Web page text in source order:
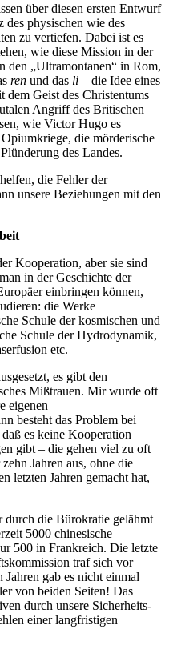
über diesen ersten Entwurf
des physischen wie des
zu vertiefen. Dabei ist es
wie diese Mission in der
den „Ultramontanen“ in Rom,
ren und das li – die Idee eines
dem Geist des Christentums
Angriff des Britischen
wie Victor Hugo es
die mörderische
des Landes.
die Fehler der
unsere Beziehungen mit den
Kooperation, aber sie sind
in der Geschichte der
einbringen können,
die Werke
Schule der kosmischen und
Schule der Hydrodynamik,
etc.
es gibt den
Mißtrauen. Mir wurde oft
eigenen
besteht das Problem bei
es keine Kooperation
gibt – die gehen viel zu oft
Jahren aus, ohne die
letzten Jahren gemacht hat,
durch die Bürokratie gelähmt
5000 chinesische
500 in Frankreich. Die letzte
traf sich vor
Jahren gab es nicht einmal
von beiden Seiten! Das
durch unsere Sicherheits-
einer langfristigen